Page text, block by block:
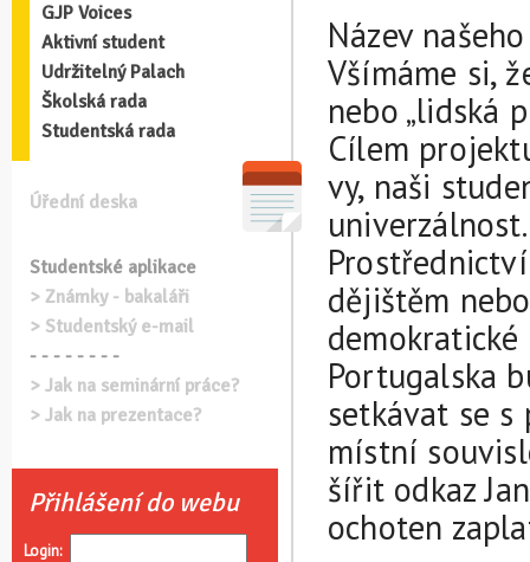
GJP Voices
Aktivní student
Udržitelný Palach
Školská rada
Studentská rada
Úřední deska
Studentské aplikace
> Známky - bakaláři
> Studentský e-mail
- - - - - - - -
> Jak na seminární práce?
> Jak na prezentace?
Přihlášení do webu
Login:
Název
Všímáme si,
nebo „lidská
Cílem
vy, naši
univerzálnost.
dějištěm
Portugalska
setkávat se
místní
šířit odkaz
ochoten